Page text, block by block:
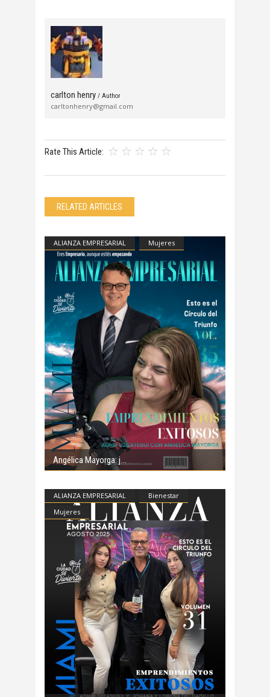
carlton henry / Author
carltonhenry@gmail.com
Rate This Article:
RELATED ARTICLES
ALIANZA EMPRESARIAL Mujeres
Angélica Mayorga: j
ALIANZA EMPRESARIAL
Bienestar
Mujeres